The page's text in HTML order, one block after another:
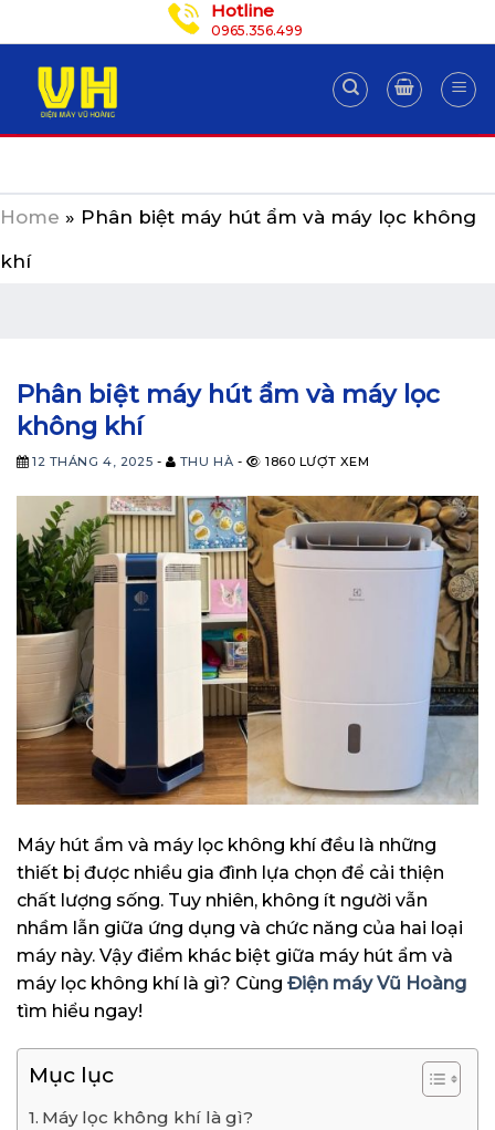
to
content
Hotline
0965.356.499
Home » Phân biệt máy hút ẩm và máy lọc không
khí
Phân biệt máy hút ẩm và máy lọc
không khí
12 THÁNG 4, 2025 - THU HÀ - 1860 LƯỢT XEM
Máy hút ẩm và máy lọc không khí đều là những
thiết bị được nhiều gia đình lựa chọn để cải thiện
chất lượng sống. Tuy nhiên, không ít người vẫn
nhầm lẫn giữa ứng dụng và chức năng của hai loại
máy này. Vậy điểm khác biệt giữa máy hút ẩm và
máy lọc không khí là gì? Cùng Điện máy Vũ Hoàng
tìm hiểu ngay!
Mục lục
Máy lọc không khí là gì?